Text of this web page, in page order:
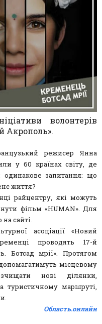
волонтерів
Акрополь».
режисер Янна
у 60 країнах світу, де
одинакове запитання: що
життя?
райцентру, які можуть
фільм «HUMAN». Для
сайті.
асоціації «Новий
проводять 17-й
Ботсад мрії». Протягом
місцевому
нові ділянки,
туристичному маршруті,
Область.онлайн